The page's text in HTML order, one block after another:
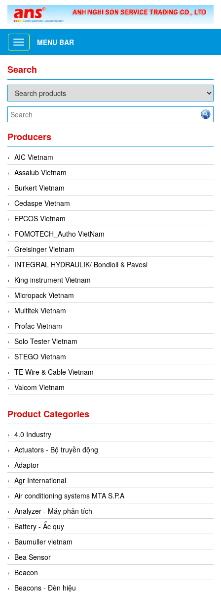
Toggle
navigation
MENU BAR
Search
Producers
AIC Vietnam
Assalub Vietnam
Burkert Vietnam
Cedaspe Vietnam
EPCOS Vietnam
FOMOTECH_Autho VietNam
Greisinger Vietnam
INTEGRAL HYDRAULIK/ Bondioli & Pavesi
King instrument Vietnam
Micropack Vietnam
Multitek Vietnam
Profac Vietnam
Solo Tester Vietnam
STEGO Vietnam
TE Wire & Cable Vietnam
Valcom Vietnam
3CTEST Vietnam
4B VietNam Vietnam
ABB Vietnam
AC Infinity Vietnam
AC&E Telecommunications
AC&T Vietnam
Accepta Vietnam
ACCUMAC Vietnam
AccuWeb Vietnam
Acey
ACOEM Vietnam
ADCA Vietnam
Product Categories
4.0 Industry
Actuators - Bộ truyền động
Adaptor
Agr International
Air conditioning systems MTA S.P.A
Analyzer - Máy phân tích
Battery - Ắc quy
Baumuller vietnam
Bea Sensor
Beacon
Beacons - Đèn hiệu